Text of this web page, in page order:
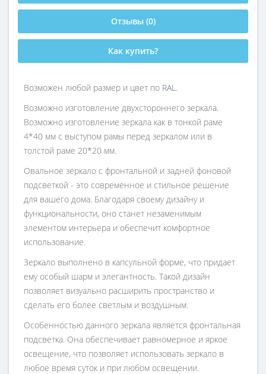
Отзывы (0)
Как купить?
Возможен любой размер и цвет по RAL .
Возможно изготовление двухстороннего зеркала.
Возможно изготовление зеркала как в тонкой раме
4*40 мм с выступом рамы перед зеркалом или в
толстой раме 20*20 мм.
Овальное зеркало с фронтальной и задней фоновой
подсветкой - это современное и стильное решение
для вашего дома. Благодаря своему дизайну и
функциональности, оно станет незаменимым
элементом интерьера и обеспечит комфортное
использование.
Зеркало выполнено в капсульной форме, что придает
ему особый шарм и элегантность. Такой дизайн
позволяет визуально расширить пространство и
сделать его более светлым и воздушным.
Особенностью данного зеркала является фронтальная
подсветка. Она обеспечивает равномерное и яркое
освещение, что позволяет использовать зеркало в
любое время суток и при любом освещении.